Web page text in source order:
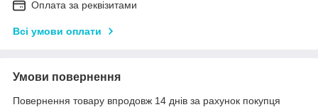
Оплата за реквізитами
Всі умови оплати
Умови повернення
Повернення товару впродовж 14 днів за рахунок покупця